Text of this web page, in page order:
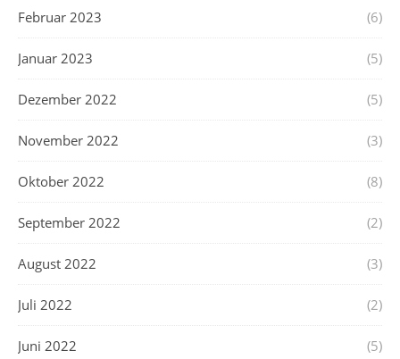
Februar 2023 (6)
Januar 2023 (5)
Dezember 2022 (5)
November 2022 (3)
Oktober 2022 (8)
September 2022 (2)
August 2022 (3)
Juli 2022 (2)
Juni 2022 (5)